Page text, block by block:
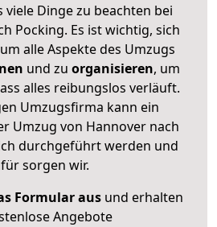
viele Dinge zu beachten bei
Pocking. Es ist wichtig, sich
alle Aspekte des Umzugs
und zu organisieren, um
alles reibungslos verläuft.
Umzugsfirma kann ein
Umzug von Hannover nach
durchgeführt werden und
sorgen wir.
Formular ausund erhalten
Angebote